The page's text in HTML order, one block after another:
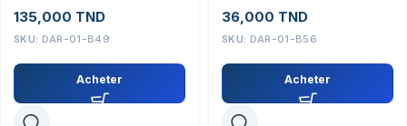
135,000 TND
SKU: DAR-01-B49
Acheter
36,000 TND
SKU: DAR-01-B56
Acheter